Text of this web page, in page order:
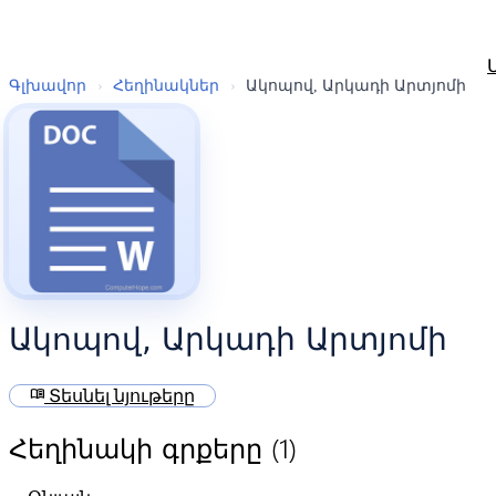
Գլխավոր › Հեղինակներ › Ակոպով, Արկադի Արտյոմի
Ակոպով, Արկադի Արտյոմի
menu_book Տեսնել նյութերը
Հեղինակի գրքերը (1)